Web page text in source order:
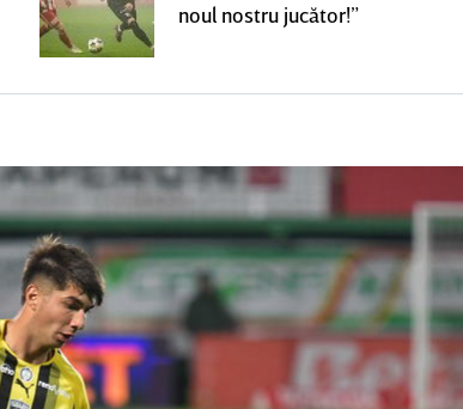
noul nostru jucător!”